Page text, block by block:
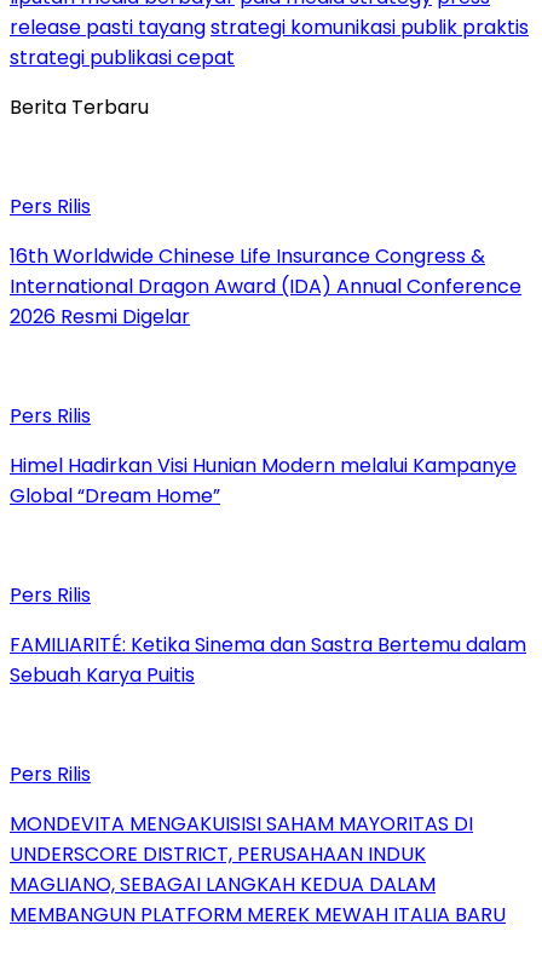
release pasti tayangstrategi komunikasi publik praktis
strategi publikasi cepat
Berita Terbaru
Pers Rilis
16th Worldwide Chinese Life Insurance Congress &
International Dragon Award (IDA) Annual Conference
2026 Resmi Digelar
Pers Rilis
Himel Hadirkan Visi Hunian Modern melalui Kampanye
Global “Dream Home”
Pers Rilis
FAMILIARITÉ: Ketika Sinema dan Sastra Bertemu dalam
Sebuah Karya Puitis
Pers Rilis
MONDEVITA MENGAKUISISI SAHAM MAYORITAS DI
UNDERSCORE DISTRICT, PERUSAHAAN INDUK
MAGLIANO, SEBAGAI LANGKAH KEDUA DALAM
MEMBANGUN PLATFORM MEREK MEWAH ITALIA BARU